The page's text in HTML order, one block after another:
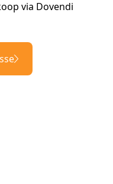
via Dovendi